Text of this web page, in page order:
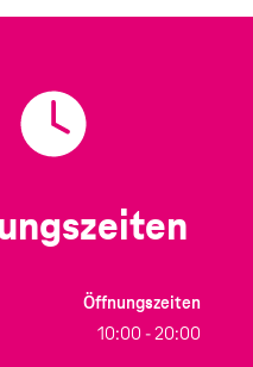
Öffnungszeiten
10:00 - 20:00